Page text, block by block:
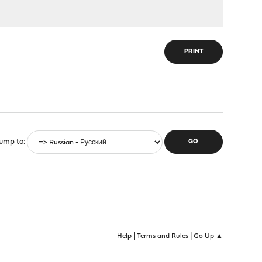
PRINT
to
Help| Terms and Rules| Go Up ▲